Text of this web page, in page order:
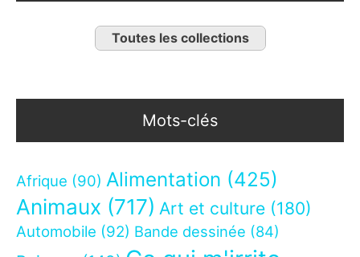
Toutes les collections
Mots-clés
Afrique (90) Alimentation (425)
Animaux (717) Art et culture (180)
Automobile (92) Bande dessinée (84)